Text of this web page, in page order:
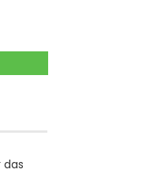
das